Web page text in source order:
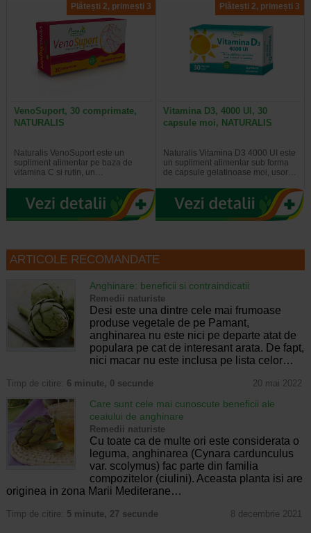
Plătești 2, primești 3
VenoSuport, 30 comprimate,
NATURALIS
Naturalis VenoSuport este un
supliment alimentar pe baza de
vitamina C si rutin, un…
Plătești 2, primești 3
Vitamina D3, 4000 UI, 30
capsule moi, NATURALIS
Naturalis Vitamina D3 4000 UI este
un supliment alimentar sub forma
de capsule gelatinoase moi, usor…
ARTICOLE RECOMANDATE
Anghinare: beneficii si contraindicatii
Remedii naturiste
Desi este una dintre cele mai frumoase
produse vegetale de pe Pamant,
anghinarea nu este nici pe departe atat de
populara pe cat de interesant arata. De fapt,
nici macar nu este inclusa pe lista celor…
Timp de citire: 6 minute, 0 secunde 20 mai 2022
Care sunt cele mai cunoscute beneficii ale
ceaiului de anghinare
Remedii naturiste
Cu toate ca de multe ori este considerata o
leguma, anghinarea (Cynara cardunculus
var. scolymus) fac parte din familia
compozitelor (ciulini). Aceasta planta isi are
originea in zona Marii Mediterane…
Timp de citire: 5 minute, 27 secunde 8 decembrie 2021